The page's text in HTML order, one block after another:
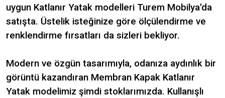
uygun Katlanır Yatak modelleri Turem Mobilya'da
satışta. Üstelik isteğinize göre ölçülendirme ve
renklendirme fırsatları da sizleri bekliyor.
Modern ve özgün tasarımıyla, odanıza aydınlık bir
görüntü kazandıran Membran Kapak Katlanır
Yatak modelimiz şimdi stoklarımızda. Kullanışlı